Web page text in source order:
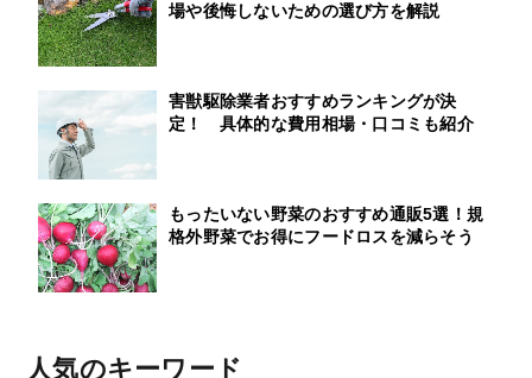
場や後悔しないための選び方を解説
害獣駆除業者おすすめランキングが決
定！ 具体的な費用相場・口コミも紹介
もったいない野菜のおすすめ通販5選！規
格外野菜でお得にフードロスを減らそう
人気のキーワード